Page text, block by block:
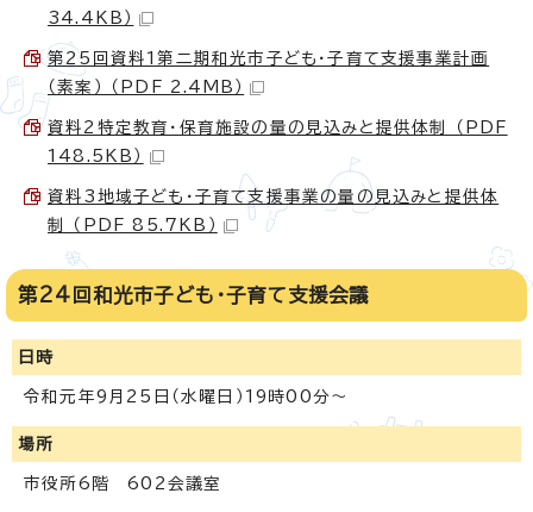
34.4KB）
第25回資料1第二期和光市子ども・子育て支援事業計画
（素案） （PDF 2.4MB）
資料2特定教育・保育施設の量の見込みと提供体制 （PDF
148.5KB）
資料3地域子ども・子育て支援事業の量の見込みと提供体
制 （PDF 85.7KB）
第24回和光市子ども・子育て支援会議
日時
令和元年9月25日（水曜日）19時00分～
場所
市役所6階 602会議室